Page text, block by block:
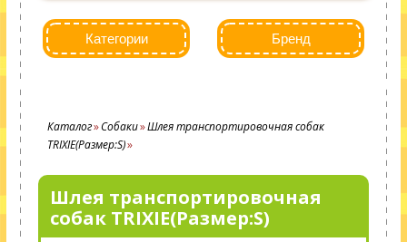
Категории Бренд
Каталог Собаки Шлея транспортировочная собак
TRIXIE(Размер:S)
Шлея транспортировочная
собак TRIXIE(Размер:S)